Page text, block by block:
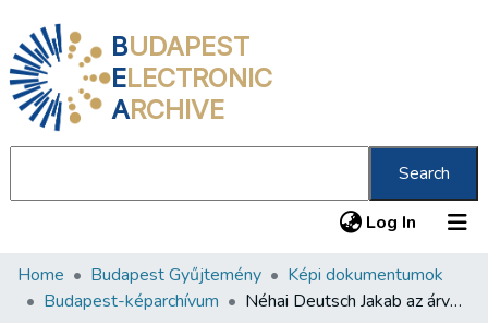
BUDAPEST
ELECTRONIC
ARCHIVE
Search
Log In (current)
Communities & Collections
Home Budapest Gyűjtemény
Képi dokumentumok
Budapest-képarchívum
Néhai Deutsch Jakab az árvaház elnöke, a fasori fiúárvaház megteremtője